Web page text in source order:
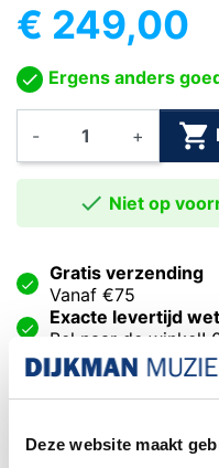
Deze website maakt
€ 249,00
Ergens anders
- + 
 Niet op
Gratis verzending
Vanaf €75
Exacte levertijd
Bel naar de winkel!
Luthier.